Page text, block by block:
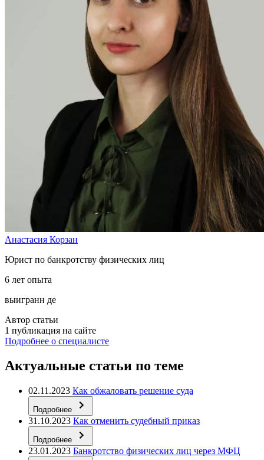
Анастасия Корзан
Юрист по банкротству физических лиц
6 лет опыта
выигранн де
Автор статьи
1 публикация на сайте
Подробнее о специалисте
Актуальные статьи по теме
02.11.2023 Как обжаловать решение суда
Подробнее
31.10.2023 Как отменить судебный приказ
Подробнее
23.01.2023 Банкротство физических лиц через МФЦ